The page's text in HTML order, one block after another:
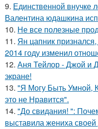
9. Единственной внучке
Валентина юдашкина
10. Не все полезные
11. Ян цапник
2014 году изменил
12. Аня Тейлор - Джой и
экране!
13. "Я Могу Быть Умной,
это не Нравится".
14. "До свидания! ":
выставила жениха